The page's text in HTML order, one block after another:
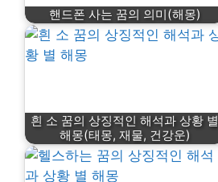
핸드폰 사는 꿈의 의미(해몽)
흰 소 꿈의 상징적인 해석과 상황 별
해몽(태몽, 재물, 건강운)